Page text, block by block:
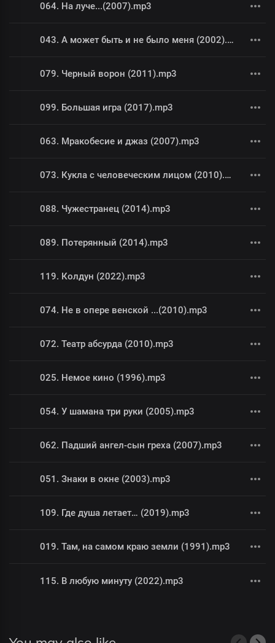
064. На луче...(2007).mp3
043. А может быть и не было меня (2002).mp3
079. Черный ворон (2011).mp3
099. Большая игра (2017).mp3
063. Мракобесие и джаз (2007).mp3
073. Кукла с человеческим лицом (2010).mp3
088. Чужестранец (2014).mp3
089. Потерянный (2014).mp3
119. Колдун (2022).mp3
074. Не в опере венской ...(2010).mp3
072. Театр абсурда (2010).mp3
025. Немое кино (1996).mp3
054. У шамана три руки (2005).mp3
062. Падший ангел-сын греха (2007).mp3
051. Знаки в окне (2003).mp3
109. Где душа летает… (2019).mp3
019. Там, на самом краю земли (1991).mp3
115. В любую минуту (2022).mp3